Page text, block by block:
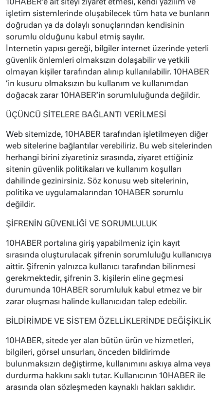
10HABER’e ait siteyi ziyaret etmesi, kendi yazılım ve
işletim sistemlerinde oluşabilecek tüm hata ve bunların
doğrudan ya da dolaylı sonuçlarından kendisinin
sorumlu olduğunu kabul etmiş sayılır.
İnternetin yapısı gereği, bilgiler internet üzerinde yeterli
güvenlik önlemleri olmaksızın dolaşabilir ve yetkili
olmayan kişiler tarafından alınıp kullanılabilir. 10HABER
‘in kusuru olmaksızın bu kullanım ve kullanımdan
doğacak zarar 10HABER’in sorumluluğunda değildir.
ÜÇÜNCÜ SİTELERE BAĞLANTI VERİLMESİ
Web sitemizde, 10HABER tarafından işletilmeyen diğer
web sitelerine bağlantılar verebiliriz. Bu web sitelerinden
herhangi birini ziyaretiniz sırasında, ziyaret ettiğiniz
sitenin güvenlik politikaları ve kullanım koşulları
dahilinde gezinirsiniz. Söz konusu web sitelerinin,
politika ve uygulamalarından 10HABER sorumlu
değildir.
ŞİFRENİN GÜVENLİĞİ VE SORUMLULUK
10HABER portalına giriş yapabilmeniz için kayıt
sırasında oluşturulacak şifrenin sorumluluğu kullanıcıya
aittir. Şifrenin yalnızca kullanıcı tarafından bilinmesi
gerekmektedir, şifrenin 3. kişilerin eline geçmesi
durumunda 10HABER sorumluluk kabul etmez ve bir
zarar oluşması halinde kullanıcıdan talep edebilir.
BİLDİRİMDE VE SİSTEM ÖZELLİKLERİNDE DEĞİŞİKLİK
10HABER, sitede yer alan bütün ürün ve hizmetleri,
bilgileri, görsel unsurları, önceden bildirimde
bulunmaksızın değiştirme, kullanımını askıya alma veya
durdurma hakkını saklı tutar. Kullanıcının 10HABER ile
arasında olan sözleşmeden kaynaklı hakları saklıdır.